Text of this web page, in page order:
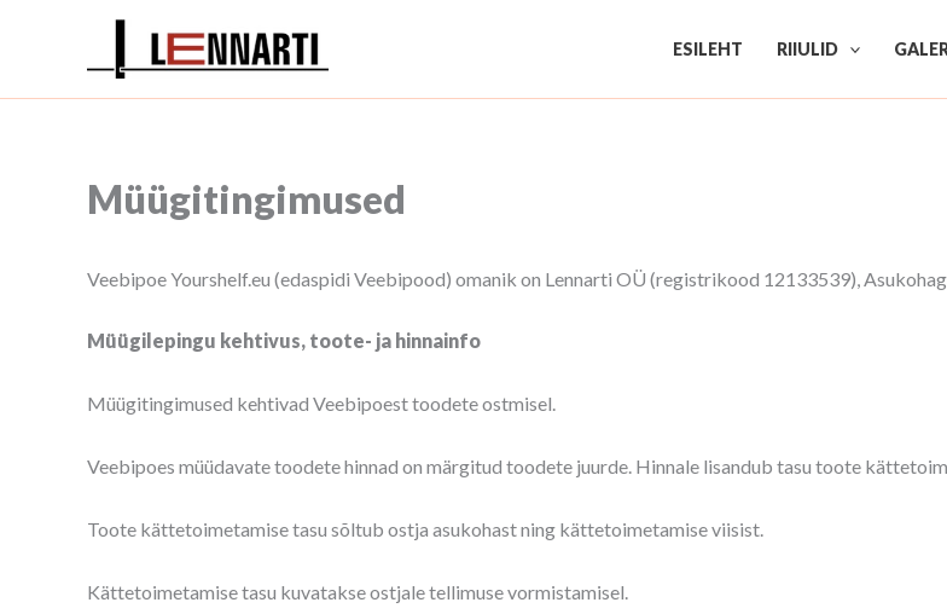
ESILEHT RIIULID
Müügitingimused
Veebipoe Yourshelf.eu (edaspidi Veebipood) omanik on Lennarti OÜ (registrikood 12133539),
Müügilepingu kehtivus, toote- ja hinnainfo
Müügitingimused kehtivad Veebipoest toodete ostmisel.
Veebipoes müüdavate toodete hinnad on märgitud toodete juurde. Hinnale lisandub tasu toote
Toote kättetoimetamise tasu sõltub ostja asukohast ning kättetoimetamise viisist.
Kättetoimetamise tasu kuvatakse ostjale tellimuse vormistamisel.